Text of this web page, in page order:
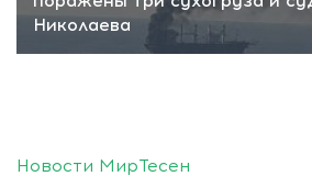
Николаева
Новости МирТесен